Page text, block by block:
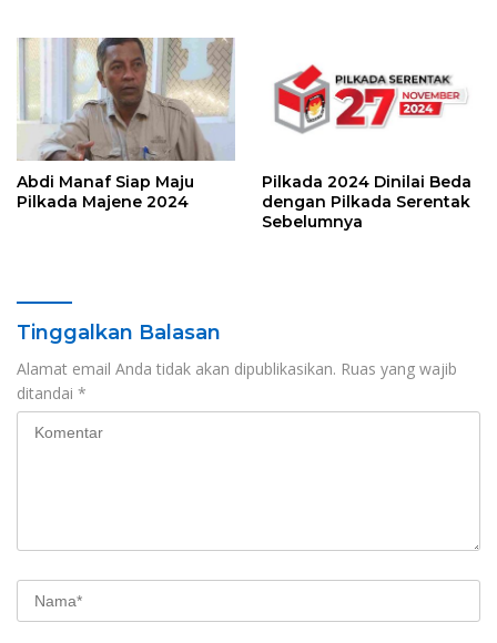
Abdi Manaf Siap Maju
Pilkada Majene 2024
Pilkada 2024 Dinilai Beda
dengan Pilkada Serentak
Sebelumnya
Tinggalkan Balasan
Alamat email Anda tidak akan dipublikasikan. Ruas yang wajib
ditandai *